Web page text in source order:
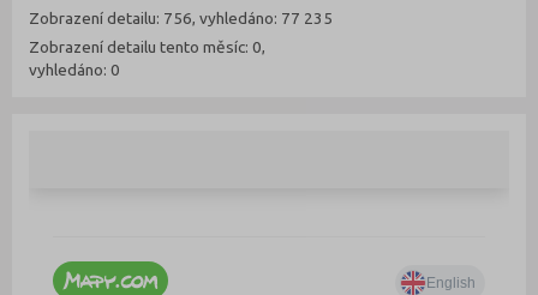
Zobrazení detailu: 756, vyhledáno: 77 235
Zobrazení detailu tento měsíc: 0,
vyhledáno: 0